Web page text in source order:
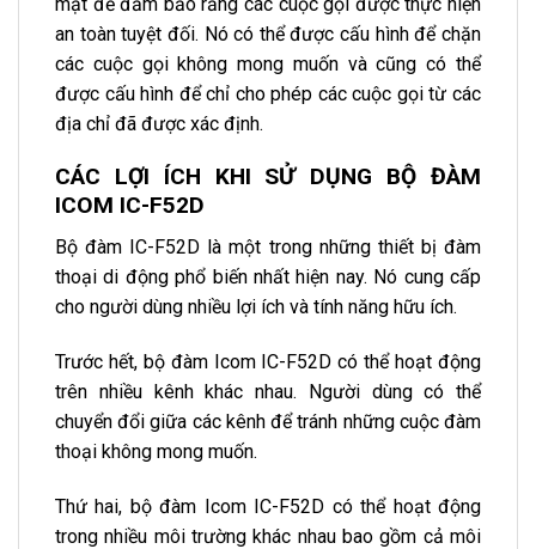
an toàn tuyệt đối. Nó có thể được cấu hình để chặn
các cuộc gọi không mong muốn và cũng có thể
được cấu hình để chỉ cho phép các cuộc gọi từ các
địa chỉ đã được xác định.
CÁC LỢI ÍCH KHI SỬ DỤNG BỘ ĐÀM
ICOM IC-F52D
Bộ đàm IC-F52D là một trong những thiết bị đàm
thoại di động phổ biến nhất hiện nay. Nó cung cấp
cho người dùng nhiều lợi ích và tính năng hữu ích.
Trước hết, bộ đàm Icom IC-F52D có thể hoạt động
trên nhiều kênh khác nhau. Người dùng có thể
chuyển đổi giữa các kênh để tránh những cuộc đàm
thoại không mong muốn.
Thứ hai, bộ đàm Icom IC-F52D có thể hoạt động
trong nhiều môi trường khác nhau bao gồm cả môi